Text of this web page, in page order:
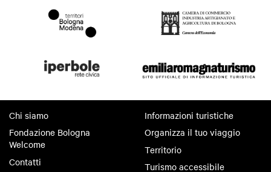
Chi siamo
Fondazione Bologna
Welcome
Contatti
Informazioni turistiche
Organizza il tuo viaggio
Territorio
Turismo accessibile